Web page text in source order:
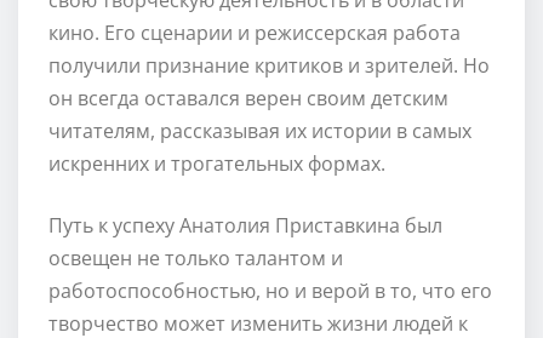
кино. Его сценарии и режиссерская работа
получили признание критиков и зрителей. Но
он всегда оставался верен своим детским
читателям, рассказывая их истории в самых
искренних и трогательных формах.
Путь к успеху Анатолия Приставкина был
освещен не только талантом и
работоспособностью, но и верой в то, что его
творчество может изменить жизни людей к